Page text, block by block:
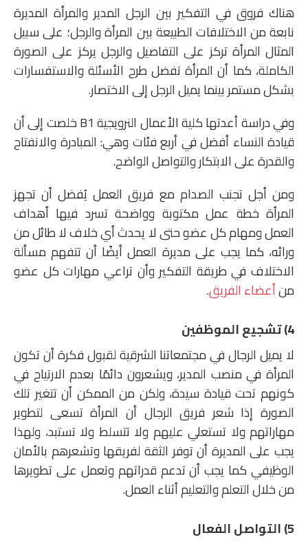
هناك فروق في التفكير بين الرجل المدير والمرأة المديرة
نابعة من الاختلافات الطبيعة بين المرأة والرجل؛ على سبيل
المثال المرأة تركز على التفاصيل والرجل يركز على الصورة
الكاملة، كما أن المرأة تفضل طرح الأسئلة والاستفسارات
بشكل مستمر بينما يميل الرجل إلى الاختصار.
وفي دراسة أعدتها كلية الأعمال النرويجية B1 خلصت إلى أن
قيادة النساء أفضل في أربع فئات وهي: المبادرة والانفتاح
والقدرة على الابتكار والتواصل الواضح.
ومن أجل تجنب الصدام مع فريق العمل يُفضل أن تجهز
المرأة خطة عمل مكتوبة وواضحة تسرد فيها أهداف
العمل ومهام كل عضو حتى لا يحدث أي خلاف لا طائل من
ورائه، كما يجب على مديرة العمل أيضًا أن تتفهم مسألة
الاختلاف في طريقة التفكير وأن تراعي مهارات كل عضو
منأعضاء الفريق.
4) تشجيع الموظفين
لا يميل الرجال في مجتمعاتنا الشرقية لقبول فكرة أن تكون
المرأة في منصب المدير، ويشعرون دائمًا بعدم الارتياح في
كونهم تحت قيادة سيدة، ولكن من الممكن أن تتغير تلك
الصورة إذا شعر فريق الرجال أن المرأة تسعى لتطوير
مهاراتهم ولا تستعلي عليهم ولا تتسلط ولا تستبد، ولهذا
يجب على المديرة أن توفر الثقة لفريقها وتشعرهم بالأمان
الوظيفي كما يجب أن تدعم قدراتهم وتعمل على تطويرها
من خلال التعلم والتعليم أثناء العمل.
5) التواصل الفعال